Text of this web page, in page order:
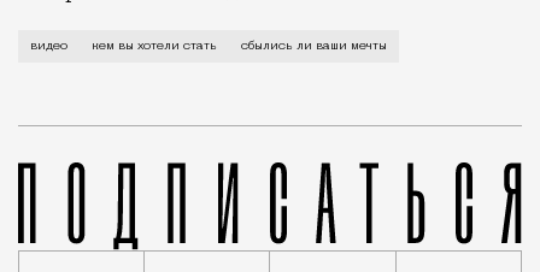
Перед праздниками «Москвич Mag» решил выйти с
видео кем вы хотели стать сбылись ли ваши мечты